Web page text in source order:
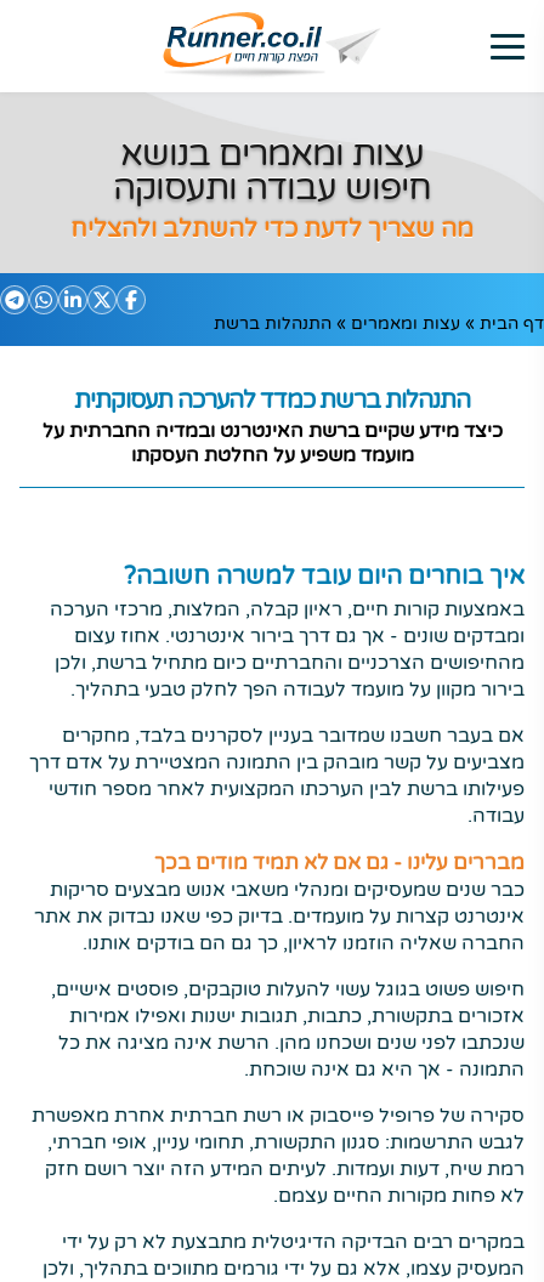
עצות ומאמרים בנושא
חיפוש עבודה ותעסוקה
מה שצריך לדעת כדי להשתלב ולהצליח
דף הבית » עצות ומאמרים » התנהלות ברשת
התנהלות ברשת כמדדלהערכה תעסוקתית
כיצד מידע שקיים ברשת האינטרנט ובמדיה החברתית על
מועמד משפיע על החלטת העסקתו
איך בוחרים היום עובד למשרה חשובה?
באמצעות קורות חיים, ראיון קבלה, המלצות, מרכזי הערכה
ומבדקים שונים - אך גם דרך בירור אינטרנטי. אחוז עצום
מהחיפושים הצרכניים והחברתיים כיום מתחיל ברשת, ולכן
בירור מקוון על מועמד לעבודה הפך לחלק טבעי בתהליך.
אם בעבר חשבנו שמדובר בעניין לסקרנים בלבד, מחקרים
מצביעים על קשר מובהק בין התמונה המצטיירת על אדם דרך
פעילותו ברשת לבין הערכתו המקצועית לאחר מספר חודשי
עבודה.
מבררים עלינו - גם אם לא תמיד מודים בכך
כבר שנים שמעסיקים ומנהלי משאבי אנוש מבצעים סריקות
אינטרנט קצרות על מועמדים. בדיוק כפי שאנו נבדוק את אתר
החברה שאליה הוזמנו לראיון, כך גם הם בודקים אותנו.
חיפוש פשוט בגוגל עשוי להעלות טוקבקים, פוסטים אישיים,
אזכורים בתקשורת, כתבות, תגובות ישנות ואפילו אמירות
שנכתבו לפני שנים ושכחנו מהן. הרשת אינה מציגה את כל
התמונה - אך היא גם אינה שוכחת.
סקירה של פרופיל פייסבוק או רשת חברתית אחרת מאפשרת
לגבש התרשמות: סגנון התקשורת, תחומי עניין, אופי חברתי,
רמת שיח, דעות ועמדות. לעיתים המידע הזה יוצר רושם חזק
לא פחות מקורות החיים עצמם.
במקרים רבים הבדיקה הדיגיטלית מתבצעת לא רק על ידי
המעסיק עצמו, אלא גם על ידי גורמים מתווכים בתהליך, ולכן